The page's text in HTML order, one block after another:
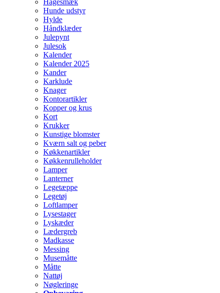
Hagesmæk
Hunde udstyr
Hylde
Håndklæder
Julepynt
Julesok
Kalender
Kalender 2025
Kander
Karklude
Knager
Kontorartikler
Kopper og krus
Kort
Krukker
Kunstige blomster
Kværn salt og peber
Køkkenartikler
Køkkenrulleholder
Lamper
Lanterner
Legetæppe
Legetøj
Loftlamper
Lysestager
Lyskæder
Lædergreb
Madkasse
Messing
Musemåtte
Måtte
Nattøj
Nøgleringe